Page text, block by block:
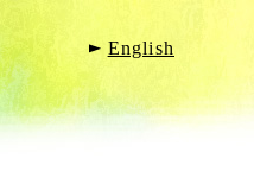
English